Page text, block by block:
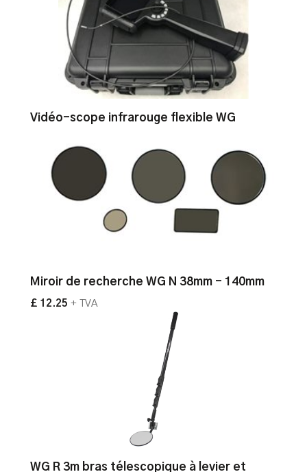
Vidéo-scope infrarouge flexible WG
Miroir de recherche WG N 38mm - 140mm
£ 12.25 + TVA
WG R 3m bras télescopique à levier et